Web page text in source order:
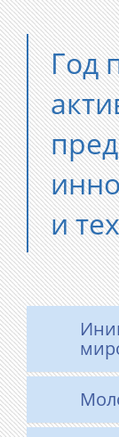
Год
и